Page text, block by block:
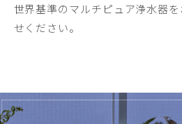
世界基準のマルチピュア浄水器
せください。